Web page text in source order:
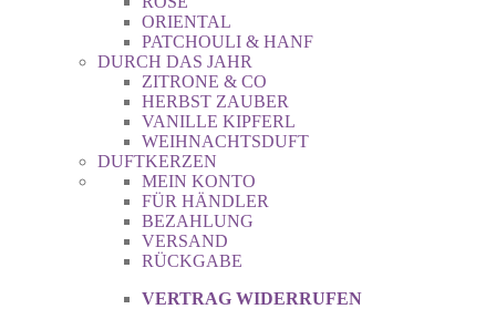
ORIENTAL
PATCHOULI & HANF
DURCH DAS JAHR
ZITRONE & CO
HERBST ZAUBER
VANILLE KIPFERL
WEIHNACHTSDUFT
DUFTKERZEN
MEIN KONTO
FÜR HÄNDLER
BEZAHLUNG
VERSAND
RÜCKGABE
VERTRAG WIDERRUFEN